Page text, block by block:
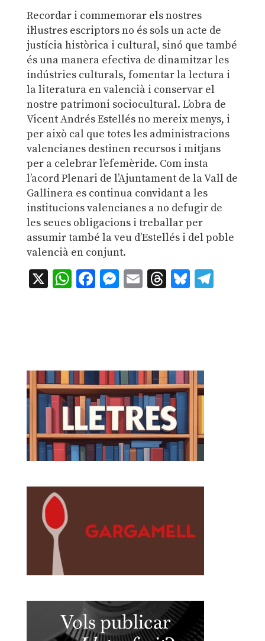
Recordar i commemorar els nostres
il·lustres escriptors no és sols un acte de
justícia històrica i cultural, sinó que també
és una manera efectiva de dinamitzar les
indústries culturals, fomentar la lectura i
la literatura en valencià i conservar el
nostre patrimoni sociocultural. L’obra de
Vicent Andrés Estellés no mereix menys, i
per això cal que totes les administracions
valencianes destinen recursos i mitjans
per a celebrar l’efemèride. Com insta
l’acord Plenari de l’Ajuntament de la Vall de
Gallinera es continua convidant a les
institucions valencianes a no defugir de
les seues obligacions i treballar per
assumir també la veu d’Estellés i del poble
valencià en conjunt.
X WhatsApp
Facebook
Messenger
EmailThreads
Bluesky